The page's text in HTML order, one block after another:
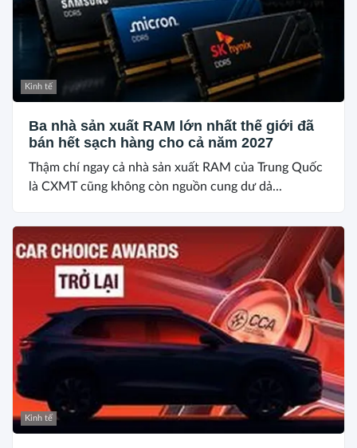
Kinh tế
Ba nhà sản xuất RAM lớn nhất thế giới đã
bán hết sạch hàng cho cả năm 2027
Thậm chí ngay cả nhà sản xuất RAM của Trung Quốc
là CXMT cũng không còn nguồn cung dư dả...
Kinh tế